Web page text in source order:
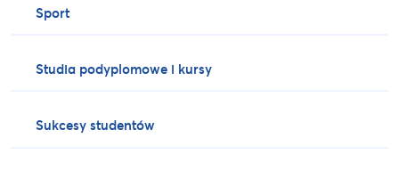
Sport
Studia podyplomowe i kursy
Sukcesy studentów